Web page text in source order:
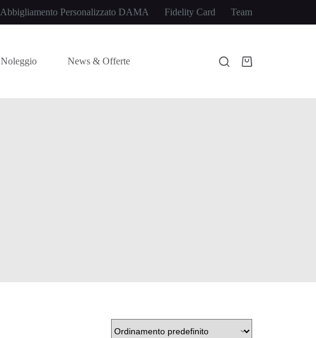
Abbigliamento Personalizzato DAMA Fidelity Card Team
Noleggio News & Offerte Carrello